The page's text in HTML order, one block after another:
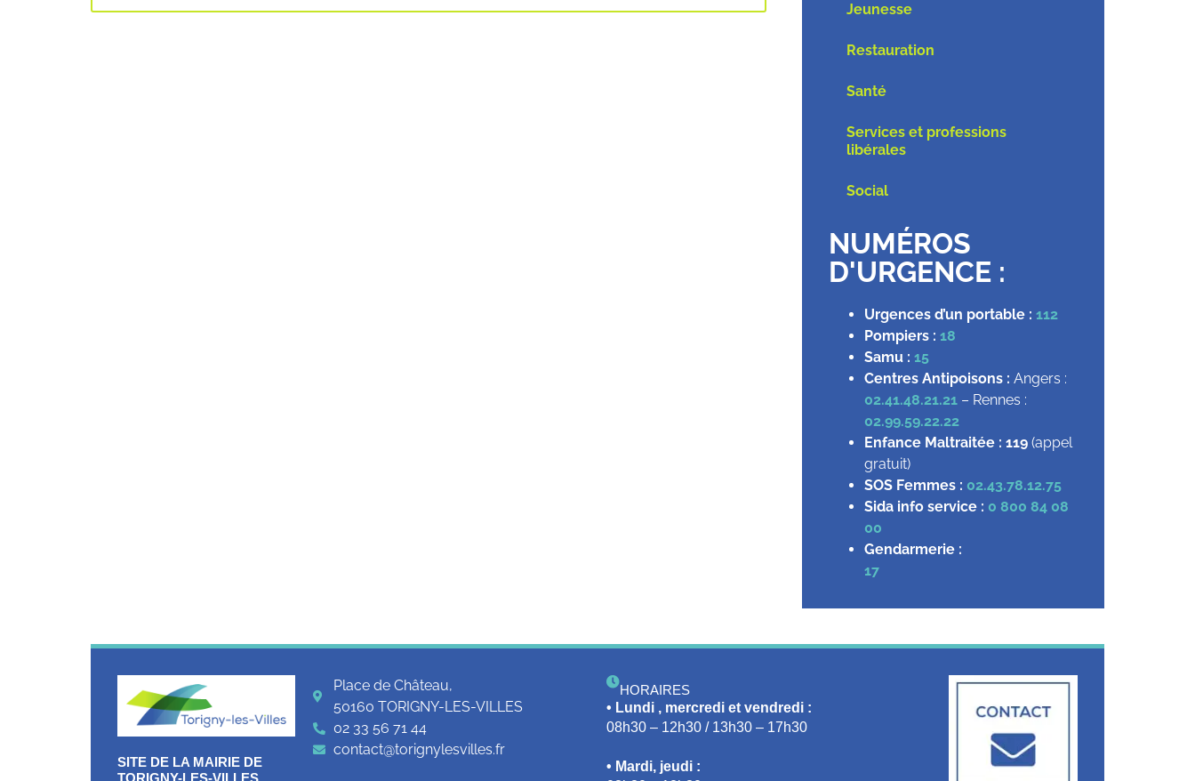
Jeunesse
Restauration
Santé
Services et professions
libérales
Social
NUMÉROS
D'URGENCE :
Urgences d’un portable : 112
Pompiers : 18
Samu : 15
Centres Antipoisons : Angers :
02.41.48.21.21– Rennes :
02.99.59.22.22
Enfance Maltraitée : 119(appel
gratuit)
SOS Femmes : 02.43.78.12.75
Sida info service : 0 800 84 08
00
Gendarmerie :
17
SITE DE LA MAIRIE DE
TORIGNY-LES-VILLES
Place de Château,
50160 TORIGNY-LES-VILLES
02 33 56 71 44
contact@torignylesvilles.fr
HORAIRES
• Lundi , mercredi et vendredi :
08h30 – 12h30 / 13h30 – 17h30
• Mardi, jeudi :